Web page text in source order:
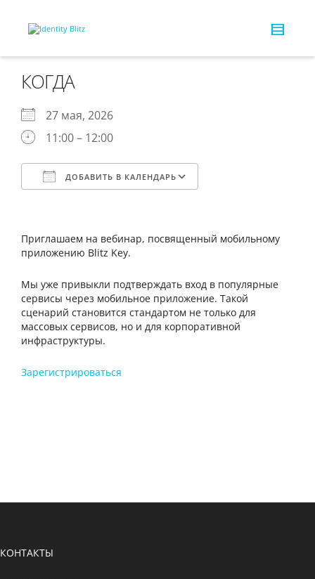
КОГДА
27 мая, 2026
11:00 – 12:00
ДОБАВИТЬ В КАЛЕНДАРЬ
Приглашаем на вебинар, посвященный мобильному
приложению Blitz Key.
Мы уже привыкли подтверждать вход в популярные
сервисы через мобильное приложение. Такой
сценарий становится стандартом не только для
массовых сервисов, но и для корпоративной
инфраструктуры.
Зарегистрироваться
КОНТАКТЫ